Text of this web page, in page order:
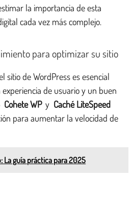
la importancia de esta
cada vez más complejo.
para optimizar su sitio
sitio de WordPress es esencial
de usuario y un buen
Cohete WP y Caché LiteSpeed
para aumentar la velocidad de
La guía práctica para 2025